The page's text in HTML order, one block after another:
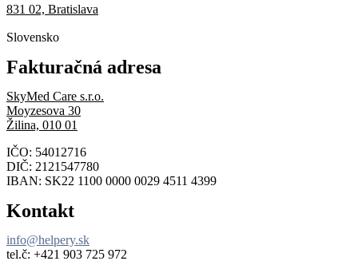
831 02, Bratislava
Slovensko
Fakturačná adresa
SkyMed Care s.r.o.
Moyzesova 30
Žilina, 010 01
IČO: 54012716
DIČ: 2121547780
IBAN: SK22 1100 0000 0029 4511 4399
Kontakt
info@helpery.sk
tel.č: ‪+421 903 725 972